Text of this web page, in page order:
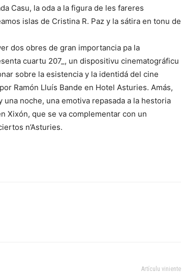
Casu, la oda a la figura de les fareres
islas de Cristina R. Paz y la sátira en tonu de
dos obres de gran importancia pa la
cuartu 207_, un dispositivu cinematográficu
sobre la esistencia y la identidá del cine
Ramón Lluís Bande en Hotel Asturies. Amás,
noche, una emotiva repasada a la hestoria
Xixón, que se va complementar con un
n’Asturies.
Artículu viniente